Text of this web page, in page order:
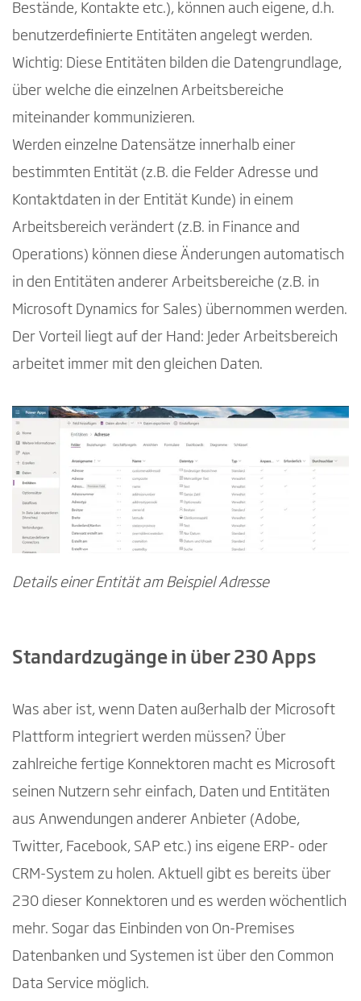
Bestände, Kontakte etc.), können auch eigene, d.h.
benutzerdefinierte Entitäten angelegt werden.
Wichtig: Diese Entitäten bilden die Datengrundlage,
über welche die einzelnen Arbeitsbereiche
miteinander kommunizieren.
Werden einzelne Datensätze innerhalb einer
bestimmten Entität (z.B. die Felder Adresse und
Kontaktdaten in der Entität Kunde) in einem
Arbeitsbereich verändert (z.B. in Finance and
Operations) können diese Änderungen automatisch
in den Entitäten anderer Arbeitsbereiche (z.B. in
Microsoft Dynamics for Sales) übernommen werden.
Der Vorteil liegt auf der Hand: Jeder Arbeitsbereich
arbeitet immer mit den gleichen Daten.
Details einer Entität am Beispiel Adresse
Standardzugänge in über 230 Apps
Was aber ist, wenn Daten außerhalb der Microsoft
Plattform integriert werden müssen? Über
zahlreiche fertige Konnektoren macht es Microsoft
seinen Nutzern sehr einfach, Daten und Entitäten
aus Anwendungen anderer Anbieter (Adobe,
Twitter, Facebook, SAP etc.) ins eigene ERP- oder
CRM-System zu holen. Aktuell gibt es bereits über
230 dieser Konnektoren und es werden wöchentlich
mehr. Sogar das Einbinden von On-Premises
Datenbanken und Systemen ist über den Common
Data Service möglich.